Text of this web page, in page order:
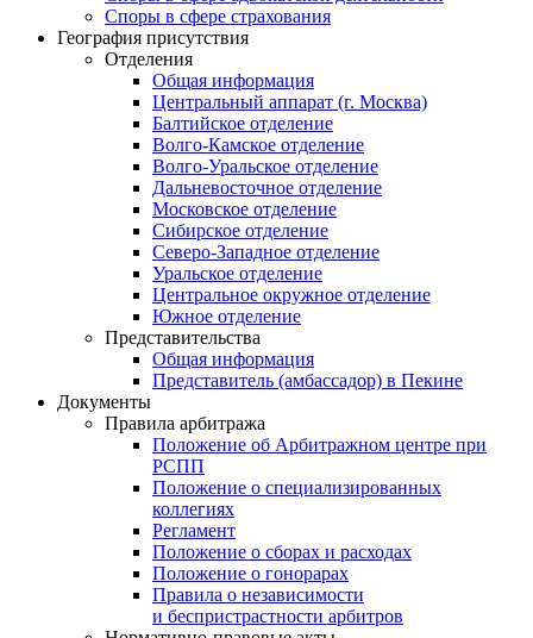
Споры в сфере страхования
География присутствия
Отделения
Общая информация
Центральный аппарат (г. Москва)
Балтийское отделение
Волго-Камское отделение
Волго-Уральское отделение
Дальневосточное отделение
Московское отделение
Сибирское отделение
Северо-Западное отделение
Уральское отделение
Центральное окружное отделение
Южное отделение
Представительства
Общая информация
Представитель (амбассадор) в Пекине
Документы
Правила арбитража
Положение об Арбитражном центре при
РСПП
Положение о специализированных
коллегиях
Регламент
Положение о сборах и расходах
Положение о гонорарах
Правила о независимости
и беспристрастности арбитров